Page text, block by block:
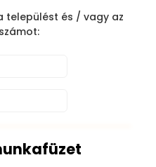
települést és / vagy az